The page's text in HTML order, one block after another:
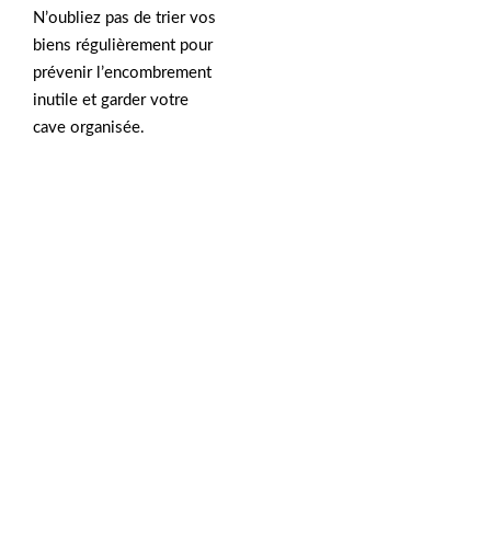
N’oubliez pas de trier vos
biens régulièrement pour
prévenir l’encombrement
inutile et garder votre
cave organisée.